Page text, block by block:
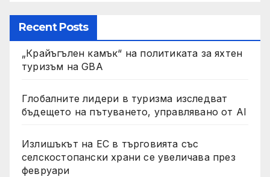
Recent Posts
„Крайъгълен камък“ на политиката за яхтен
туризъм на GBA
Глобалните лидери в туризма изследват
бъдещето на пътуването, управлявано от AI
Излишъкът на ЕС в търговията със
селскостопански храни се увеличава през
февруари